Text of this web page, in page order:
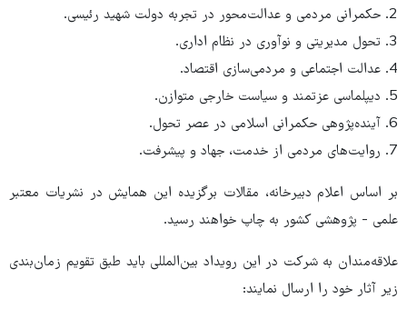
2. حکمرانی مردمی و عدالت‌محور در تجربه دولت شهید رئیسی.
3. تحول مدیریتی و نوآوری در نظام اداری.
4. عدالت اجتماعی و مردمی‌سازی اقتصاد.
5. دیپلماسی عزتمند و سیاست خارجی متوازن.
6. آینده‌پژوهی حکمرانی اسلامی در عصر تحول.
7. روایت‌های مردمی از خدمت، جهاد و پیشرفت.
بر اساس اعلام دبیرخانه، مقالات برگزیده این همایش در نشریات معتبر
علمی - پژوهشی کشور به چاپ خواهند رسید.
علاقه‌مندان به شرکت در این رویداد بین‌المللی باید طبق تقویم زمان‌بندی
زیر آثار خود را ارسال نمایند: